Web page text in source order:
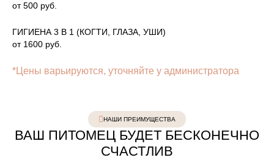
от 500 руб.
ГИГИЕНА 3 В 1 (КОГТИ, ГЛАЗА, УШИ)
от 1600 руб.
*Цены варьируются, уточняйте у администратора
НАШИ ПРЕИМУЩЕСТВА
ВАШ ПИТОМЕЦ БУДЕТ БЕСКОНЕЧНО
СЧАСТЛИВ